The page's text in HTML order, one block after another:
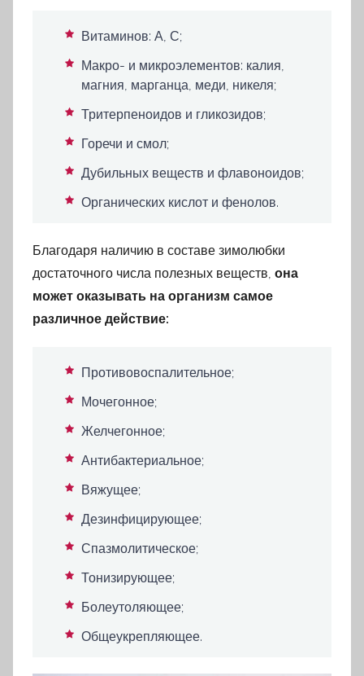
Витаминов: А, С;
Макро- и микроэлементов: калия,
магния, марганца, меди, никеля;
Тритерпеноидов и гликозидов;
Горечи и смол;
Дубильных веществ и флавоноидов;
Органических кислот и фенолов.
Благодаря наличию в составе зимолюбки
достаточного числа полезных веществ, она
может оказывать на организм самое
различное действие:
Противовоспалительное;
Мочегонное;
Желчегонное;
Антибактериальное;
Вяжущее;
Дезинфицирующее;
Спазмолитическое;
Тонизирующее;
Болеутоляющее;
Общеукрепляющее.